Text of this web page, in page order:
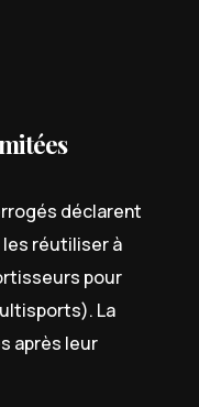
déclarent
réutiliser à
pour
La
après leur